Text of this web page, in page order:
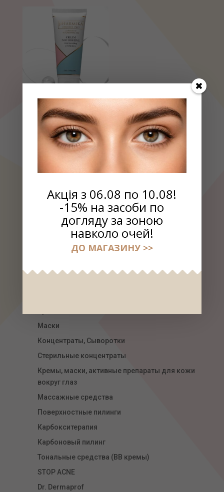
Крем питательный,
восстанавливающий
с пробиотиками,
200мл
520.00
РАСПРОДАЖА
ВЫБРАТЬ КОСМЕТИКУ
УХОД ЗА ЛИЦОМ
Линия для губ Сherry lady
Маски
Концентраты, Сыворотки
Стерильные концентраты
Кремы, маски, активные препараты для кожи
вокруг глаз
Массажные средства
Поверхностные пилинги
Карбокситерапия
Карбоновый пилинг
Тональные средства (ВВ кремы)
STOP ACNE
Dr. Dermaprof
Акція з 06.08 по 10.08!
-15% на засоби по
догляду за зоною
навколо очей!
ДО МАГАЗИНУ >>